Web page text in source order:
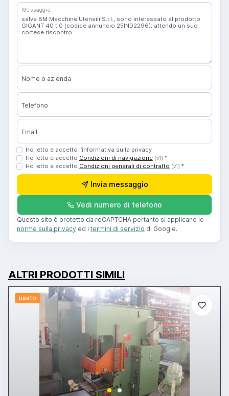
Messaggio
Nome o azienda
Telefono
Email
Ho letto e accetto l’informativa sulla privacy
Ho letto e accetto Condizioni di navigazione (v1) *
Ho letto e accetto Condizioni generali di contratto (v1) *
Invia messaggio
Vedi numero di telefono
Questo sito è protetto da reCAPTCHA pertanto si applicano le
norme sulla privacy ed i termini di servizio di Google.
ALTRI PRODOTTI SIMILI
usato